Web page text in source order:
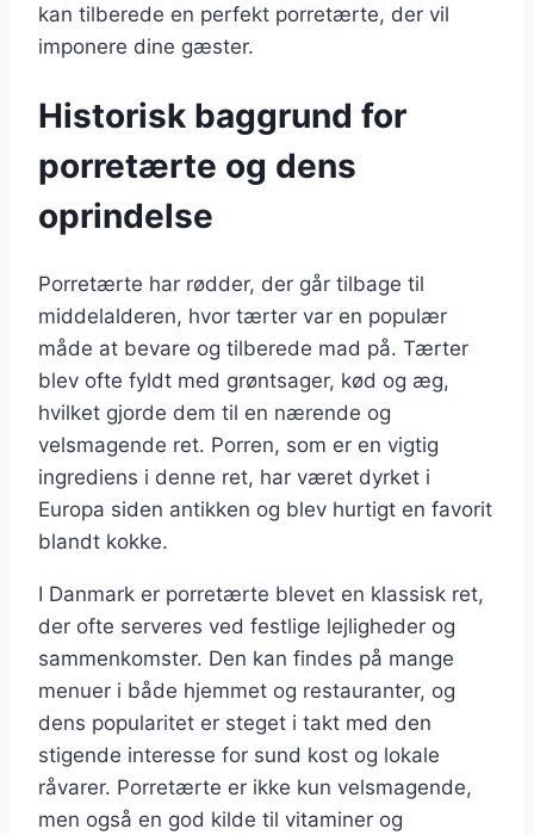
kan tilberede en perfekt porretærte, der vil
imponere dine gæster.
Historisk baggrund for
porretærte og dens
oprindelse
Porretærte har rødder, der går tilbage til
middelalderen, hvor tærter var en populær
måde at bevare og tilberede mad på. Tærter
blev ofte fyldt med grøntsager, kød og æg,
hvilket gjorde dem til en nærende og
velsmagende ret. Porren, som er en vigtig
ingrediens i denne ret, har været dyrket i
Europa siden antikken og blev hurtigt en favorit
blandt kokke.
I Danmark er porretærte blevet en klassisk ret,
der ofte serveres ved festlige lejligheder og
sammenkomster. Den kan findes på mange
menuer i både hjemmet og restauranter, og
dens popularitet er steget i takt med den
stigende interesse for sund kost og lokale
råvarer. Porretærte er ikke kun velsmagende,
men også en god kilde til vitaminer og